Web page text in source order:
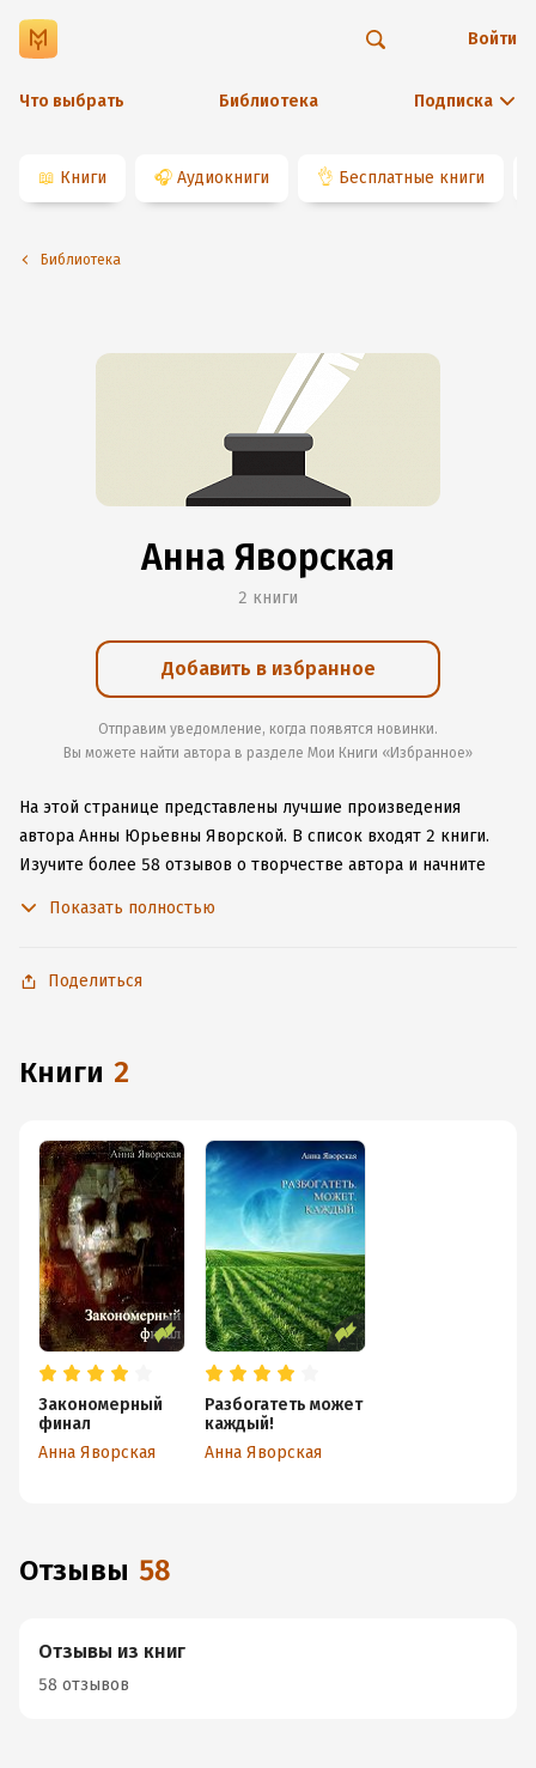
Что выбрать Библиотека Подписка
Войти
📖 Книги 🎧 Аудиокниги 👌 Бесплатные книги
Библиотека
Анна Яворская
2 книги
Добавить в избранное
Отправим уведомление, когда появятся новинки.
Вы можете найти автора в разделе Мои Книги «Избранное»
На этой странице представлены лучшие произведения
автора Анны Юрьевны Яворской. В список входят 2 книги.
Изучите более 58 отзывов о творчестве автора и начните
произведениями даже без подключения к интернету.
Показать полностью
Поделиться
книги 2
Закономерный
финал
Анна Яворская
Разбогатеть может
каждый!
Анна Яворская
Отзывы 58
Отзывы из книг
58 отзывов